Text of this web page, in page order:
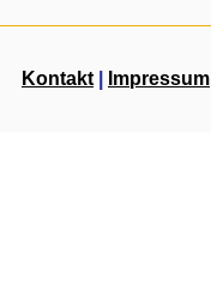
Kontakt Impressum